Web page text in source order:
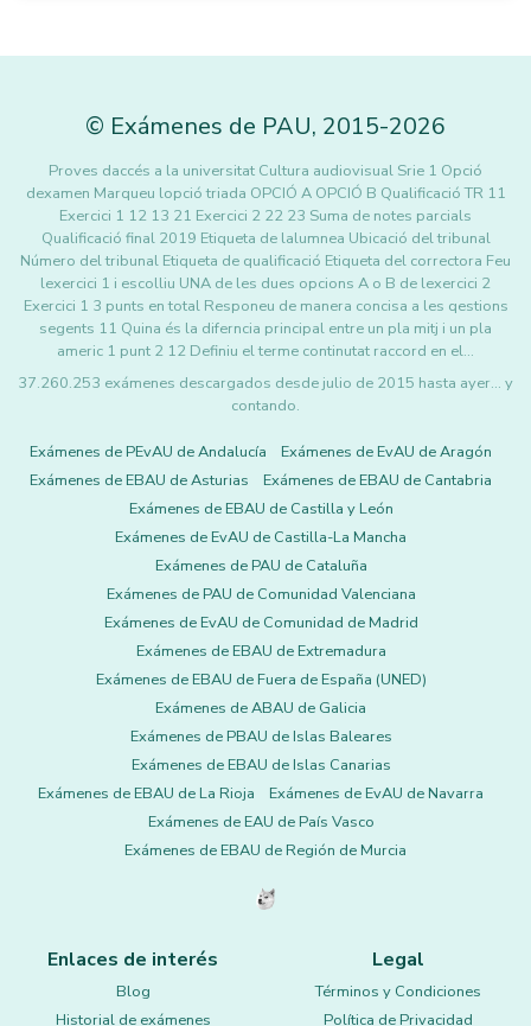
© Exámenes de PAU, 2015-2026
Proves daccés a la universitat Cultura audiovisual Srie 1 Opció
dexamen Marqueu lopció triada OPCIÓ A OPCIÓ B Qualificació TR 11
Exercici 1 12 13 21 Exercici 2 22 23 Suma de notes parcials
Qualificació final 2019 Etiqueta de lalumnea Ubicació del tribunal
Número del tribunal Etiqueta de qualificació Etiqueta del correctora Feu
lexercici 1 i escolliu UNA de les dues opcions A o B de lexercici 2
Exercici 1 3 punts en total Responeu de manera concisa a les qestions
segents 11 Quina és la diferncia principal entre un pla mitj i un pla
americ 1 punt 2 12 Definiu el terme continutat raccord en el…
37.260.253 exámenes descargados desde julio de 2015 hasta ayer... y
contando.
Exámenes de PEvAU de Andalucía
Exámenes de EvAU de Aragón
Exámenes de EBAU de Asturias
Exámenes de EBAU de Cantabria
Exámenes de EBAU de Castilla y León
Exámenes de EvAU de Castilla-La Mancha
Exámenes de PAU de Cataluña
Exámenes de PAU de Comunidad Valenciana
Exámenes de EvAU de Comunidad de Madrid
Exámenes de EBAU de Extremadura
Exámenes de EBAU de Fuera de España (UNED)
Exámenes de ABAU de Galicia
Exámenes de PBAU de Islas Baleares
Exámenes de EBAU de Islas Canarias
Exámenes de EBAU de La Rioja
Exámenes de EvAU de Navarra
Exámenes de EAU de País Vasco
Exámenes de EBAU de Región de Murcia
Enlaces de interés
Blog
Historial de exámenes
Legal
Términos y Condiciones
Política de Privacidad